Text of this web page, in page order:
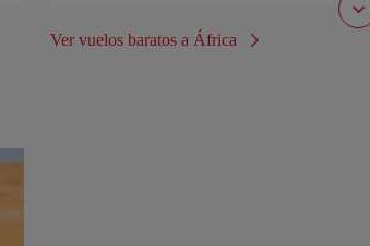
Ver vuelos baratos a África